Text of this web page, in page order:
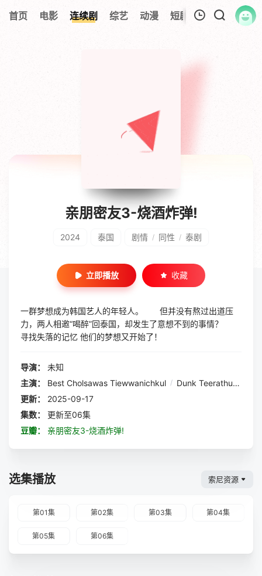
首页 电影 连续剧 综艺 动漫 短剧大全 纪录片
暂无观看影片的记录
亲朋密友3-烧酒炸弹!
2024 泰国 剧情 / 同性 / 泰剧
立即播放 收藏
一群梦想成为韩国艺人的年轻人。 但并没有熬过出道压
力，两人相邀“喝醉”回泰国，却发生了意想不到的事情？
寻找失落的记忆 他们的梦想又开始了！
导演：
未知
主演：
Best Cholsawas Tiewwanichkul / Dunk Teerathuth Ingkhaprasit
更新：
2025-09-17
集数：
更新至06集
豆瓣：
亲朋密友3-烧酒炸弹!
选集播放 索尼资源
第01集 第02集 第03集 第04集
第05集 第06集